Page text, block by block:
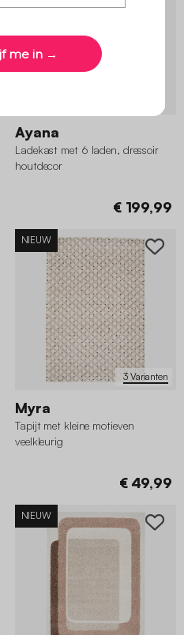
Ayana
Ladekast met 6 laden, dressoir
houtdecor
€ 199,99
3 Varianten
NIEUW
Myra
Tapijt met kleine motieven
veelkleurig
€ 49,99
NIEUW